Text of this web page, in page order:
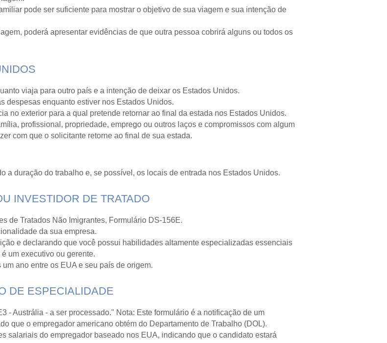
pode ser suficiente para mostrar o objetivo de sua viagem e sua intenção de
poderá apresentar evidências de que outra pessoa cobrirá alguns ou todos os
viaja para outro país e a intenção de deixar os Estados Unidos.
despesas enquanto estiver nos Estados Unidos.
no exterior para a qual pretende retornar ao final da estada nos Estados Unidos.
profissional, propriedade, emprego ou outros laços e compromissos com algum
com que o solicitante retorne ao final de sua estada.
a duração do trabalho e, se possível, os locais de entrada nos Estados Unidos.
INVESTIDOR DE TRATADO
de Tratados Não Imigrantes, Formulário DS-156E.
da sua empresa.
e declarando que você possui habilidades altamente especializadas essenciais
um executivo ou gerente.
ano entre os EUA e seu país de origem.
DE ESPECIALIDADE
- Austrália - a ser processado." Nota: Este formulário é a notificação de um
que o empregador americano obtém do Departamento de Trabalho (DOL).
salariais do empregador baseado nos EUA, indicando que o candidato estará